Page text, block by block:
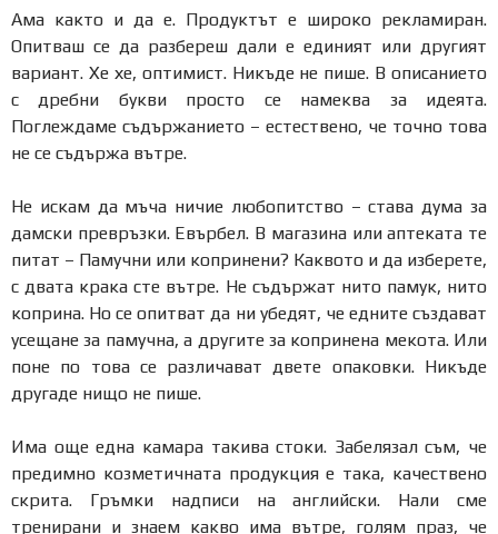
Ама както и да е. Продуктът е широко рекламиран.
Опитваш се да разбереш дали е единият или другият
вариант. Хе хе, оптимист. Никъде не пише. В описанието
с дребни букви просто се намеква за идеята.
Поглеждаме съдържанието – естествено, че точно това
не се съдържа вътре.
Не искам да мъча ничие любопитство – става дума за
дамски превръзки. Евърбел. В магазина или аптеката те
питат – Памучни или копринени? Каквото и да изберете,
с двата крака сте вътре. Не съдържат нито памук, нито
коприна. Но се опитват да ни убедят, че едните създават
усещане за памучна, а другите за копринена мекота. Или
поне по това се различават двете опаковки. Никъде
другаде нищо не пише.
Има още една камара такива стоки. Забелязал съм, че
предимно козметичната продукция е така, качествено
скрита. Гръмки надписи на английски. Нали сме
тренирани и знаем какво има вътре, голям праз, че